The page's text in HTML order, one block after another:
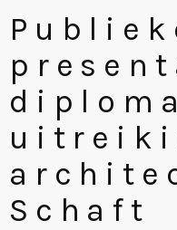
diploma
Schaft